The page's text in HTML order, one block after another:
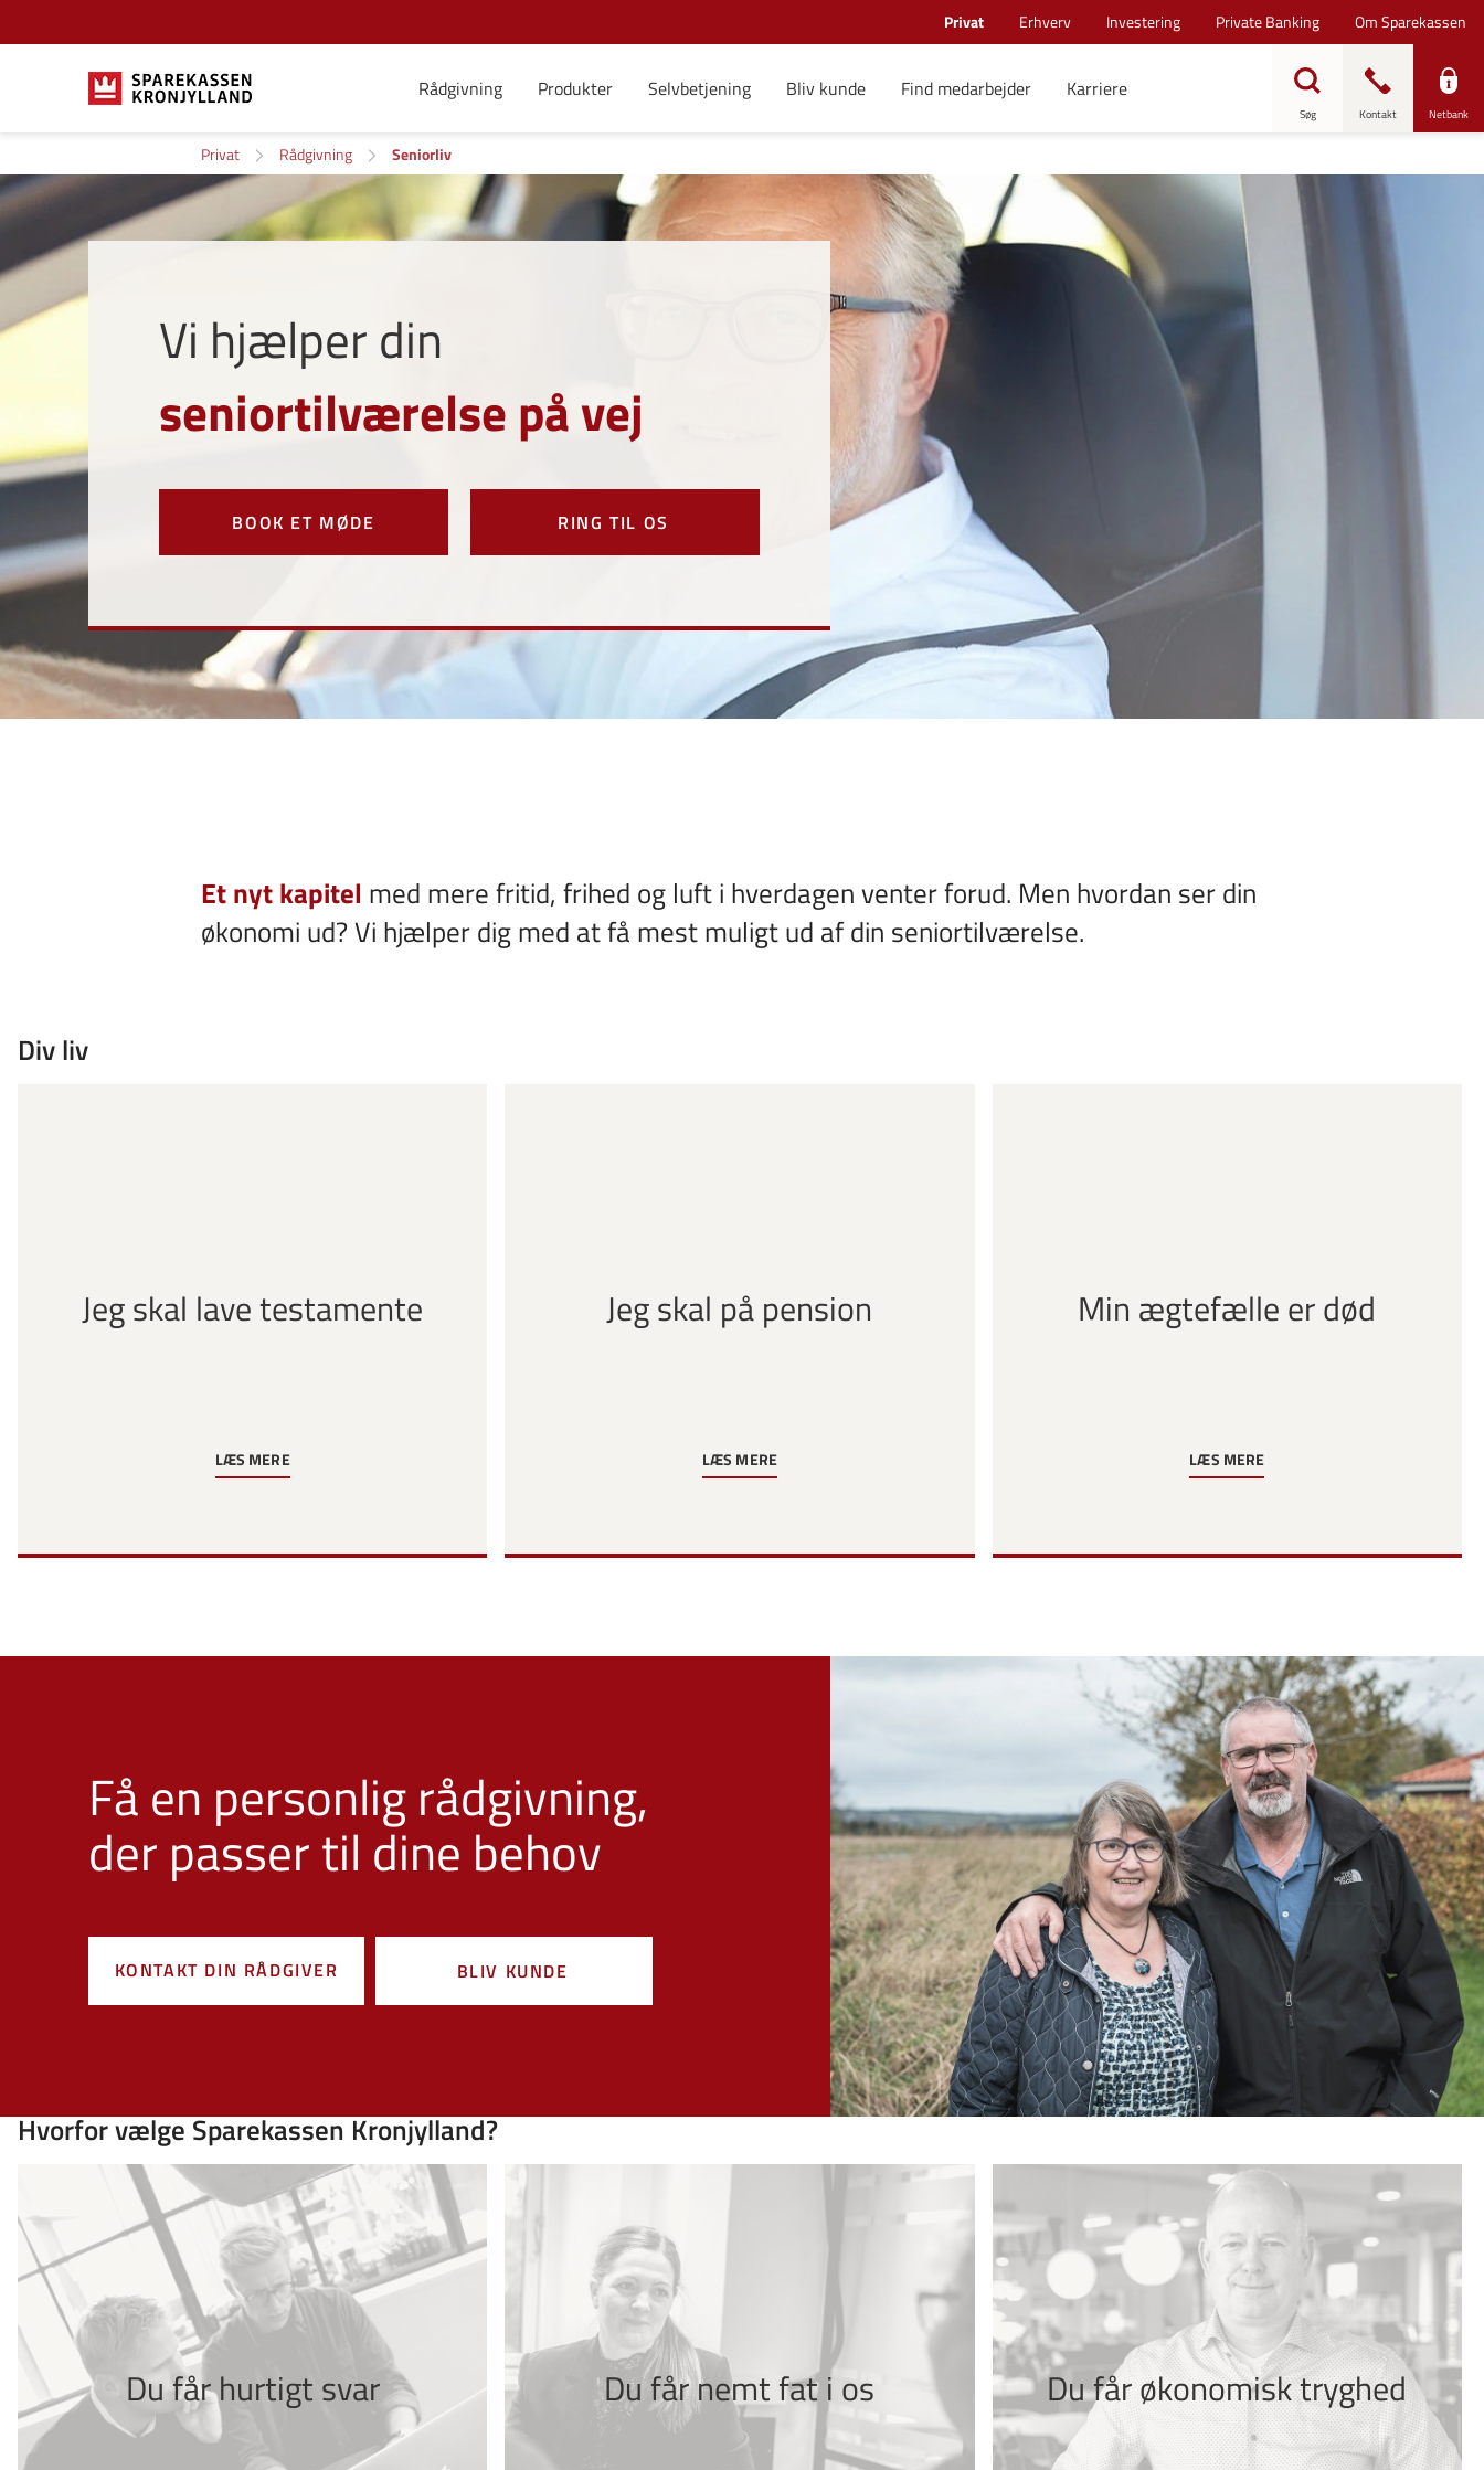
Privat Erhverv Investering Private Banking Om Sparekassen
Rådgivning Produkter Selvbetjening Bliv kunde Find medarbejder Karriere
Søg Kontakt Netbank
Privat Rådgivning Seniorliv
Vi hjælper din
seniortilværelse på vej
BOOK ET MØDE RING TIL OS
Et nyt kapitel med mere fritid, frihed og luft i hverdagen venter forud. Men hvordan ser din
økonomi ud? Vi hjælper dig med at få mest muligt ud af din seniortilværelse.
Div liv
Jeg skal lave testamente
LÆS MERE
Jeg skal på pension
LÆS MERE
Min ægtefælle er død
LÆS MERE
Få en personlig rådgivning,
der passer til dine behov
KONTAKT DIN RÅDGIVER BLIV KUNDE
Hvorfor vælge Sparekassen Kronjylland?
Du får hurtigt svar Du får nemt fat i os Du får økonomisk tryghed